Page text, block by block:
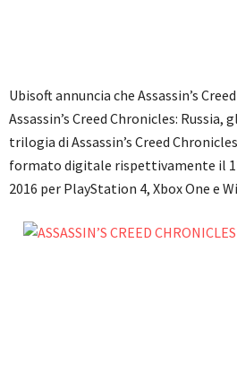
Ubisoft annuncia che Assassin’s
Assassin’s Creed Chronicles:
trilogia di Assassin’s Creed
formato digitale rispettivamente il
2016 per PlayStation 4, Xbox One e